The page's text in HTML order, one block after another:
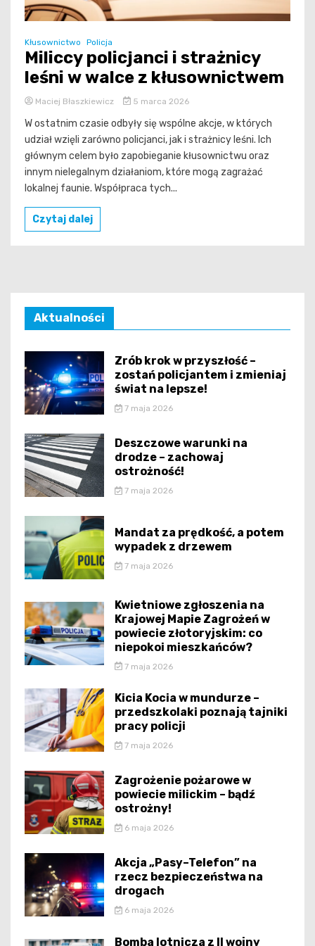
Kłusownictwo Policja
Miliccy policjanci i strażnicy
leśni w walce z kłusownictwem
Maciej Błaszkiewicz 5 marca 2026
W ostatnim czasie odbyły się wspólne akcje, w których
udział wzięli zarówno policjanci, jak i strażnicy leśni. Ich
głównym celem było zapobieganie kłusownictwu oraz
innym nielegalnym działaniom, które mogą zagrażać
lokalnej faunie. Współpraca tych...
Czytaj dalej
Aktualności
Zrób krok w przyszłość –
zostań policjantem i zmieniaj
świat na lepsze!
7 maja 2026
Deszczowe warunki na
drodze – zachowaj
ostrożność!
7 maja 2026
Mandat za prędkość, a potem
wypadek z drzewem
7 maja 2026
Kwietniowe zgłoszenia na
Krajowej Mapie Zagrożeń w
powiecie złotoryjskim: co
niepokoi mieszkańców?
7 maja 2026
Kicia Kocia w mundurze –
przedszkolaki poznają tajniki
pracy policji
7 maja 2026
Zagrożenie pożarowe w
powiecie milickim – bądź
ostrożny!
6 maja 2026
Akcja „Pasy–Telefon” na
rzecz bezpieczeństwa na
drogach
6 maja 2026
Bomba lotnicza z II wojny